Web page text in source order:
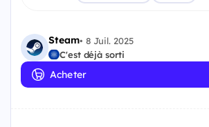
Steam• 8 Juil. 2025
C'est déjà sorti
Acheter